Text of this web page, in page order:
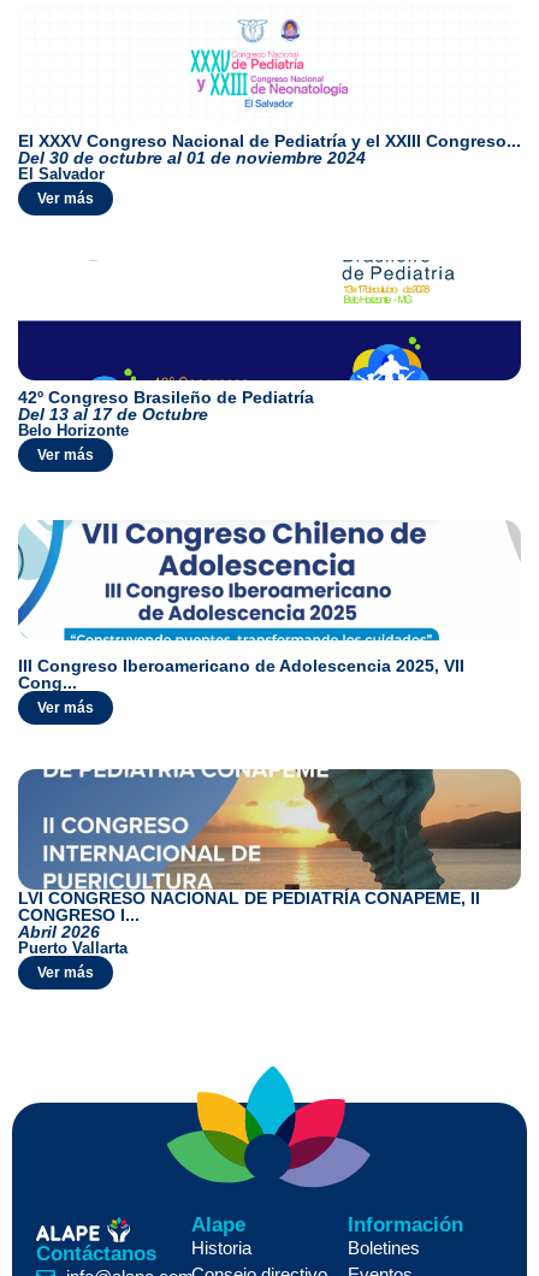
El XXXV Congreso Nacional de Pediatría y el XXIII Congreso...
Del 30 de octubre al 01 de noviembre 2024
El Salvador
Ver más
42º Congreso Brasileño de Pediatría
Del 13 al 17 de Octubre
Belo Horizonte
Ver más
III Congreso Iberoamericano de Adolescencia 2025, VII
Cong...
Ver más
LVI CONGRESO NACIONAL DE PEDIATRÍA CONAPEME, II
CONGRESO I...
Abril 2026
Puerto Vallarta
Ver más
Contáctanos
Alape
Historia
Información
Boletines